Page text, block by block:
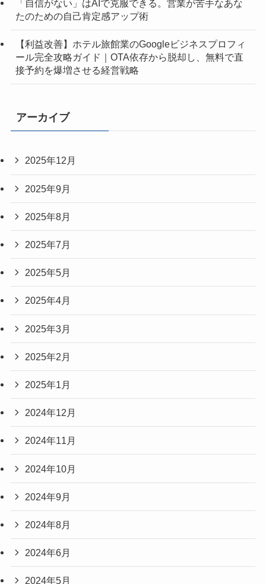
「自信がない」はAIで克服できる。営業が苦手なあな
たのための自己肯定感アップ術
【利益改善】ホテル旅館業のGoogleビジネスプロフィ
ール完全攻略ガイド｜OTA依存から脱却し、無料で直
接予約を爆増させる経営戦略
アーカイブ
2025年12月
2025年9月
2025年8月
2025年7月
2025年5月
2025年4月
2025年3月
2025年2月
2025年1月
2024年12月
2024年11月
2024年10月
2024年9月
2024年8月
2024年6月
2024年5月